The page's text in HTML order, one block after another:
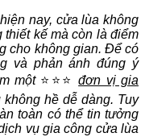
nay, cửa lùa không
thiết kế mà còn là điểm
cho không gian. Để có
và phản ánh đúng ý
một ⭐⭐⭐đơn vị gia
không hề dễ dàng. Tuy
toàn có thể tin tưởng
vụ gia công cửa lùa